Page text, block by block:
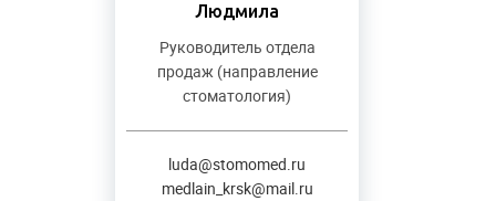
Людмила
Руководитель отдела
продаж (направление
стоматология)
luda@stomomed.ru
medlain_krsk@mail.ru